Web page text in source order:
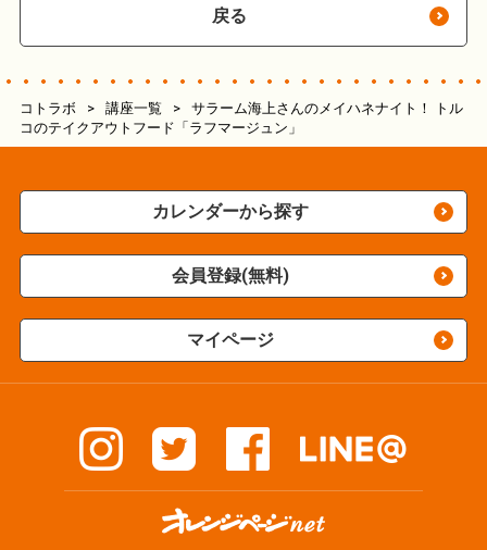
戻る
コトラボ > 講座一覧 >
サラーム海上さんのメイハネナイト！ トル
コのテイクアウトフード「ラフマージュン」
カレンダーから探す
会員登録(無料)
マイページ